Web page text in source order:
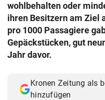
© Krone Multimedia GmbH &
Muthgasse 2, 1190 Wien
wohlbehalten oder
ihren Besitzern am Ziel
pro 1000 Passagiere
Gepäckstücken, gut
Jahr davor.
Kronen Zeitung als
hinzufügen